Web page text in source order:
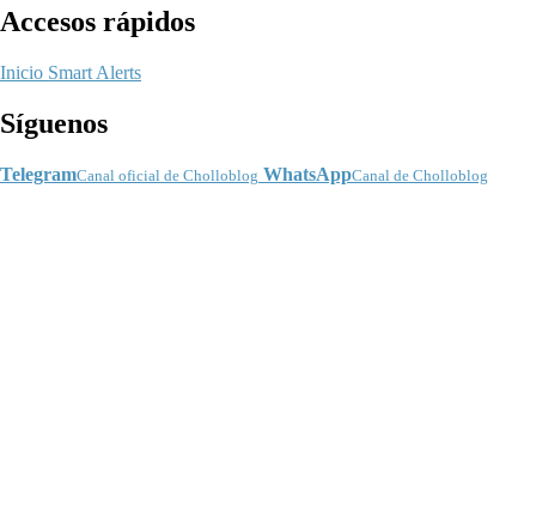
Accesos rápidos
Inicio Smart Alerts
Síguenos
TelegramCanal oficial de Cholloblog WhatsAppCanal de Cholloblog